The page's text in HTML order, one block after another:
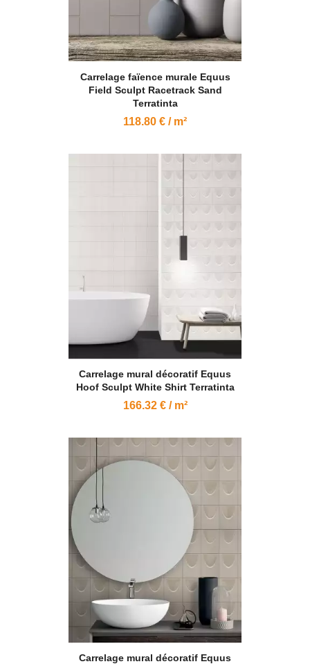
Carrelage faïence murale Equus
Field Sculpt Racetrack Sand
Terratinta
118.80 € / m²
Carrelage mural décoratif Equus
Hoof Sculpt White Shirt Terratinta
166.32 € / m²
Carrelage mural décoratif Equus